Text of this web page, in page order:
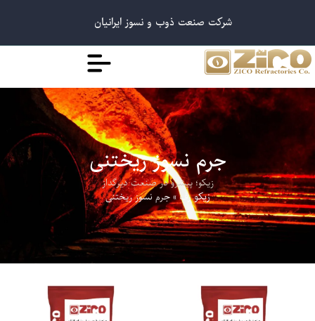
شرکت صنعت ذوب و نسوز ایرانیان
جرم نسوز ریختنی
زیکو؛ پیشرو در صنعت دیرگداز
زیکو رف»جرم نسوز ریختنی